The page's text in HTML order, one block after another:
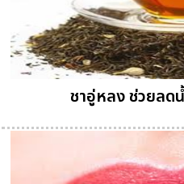
ชาอู่หลง ช่วยลด